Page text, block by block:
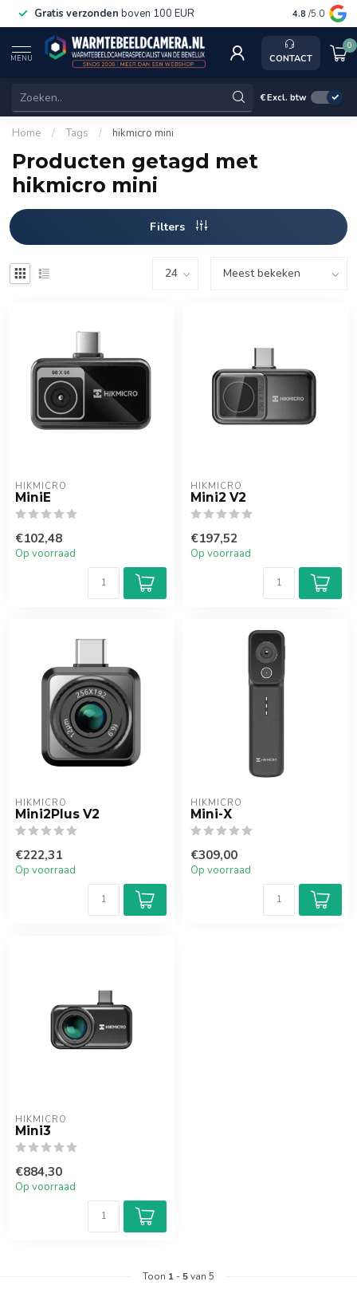
Gratis verzonden boven 100 EUR Service,
4.8 /5.0
MENU CONTACT
0
€Excl. btw
Home / Tags / hikmicro mini
Producten getagd met
hikmicro mini
Filters
HIKMICRO
MiniE
€102,48
Op voorraad
HIKMICRO
Mini2 V2
€197,52
Op voorraad
HIKMICRO
Mini2Plus V2
€222,31
Op voorraad
HIKMICRO
Mini-X
€309,00
Op voorraad
HIKMICRO
Mini3
€884,30
Op voorraad
Toon 1 -5van 5